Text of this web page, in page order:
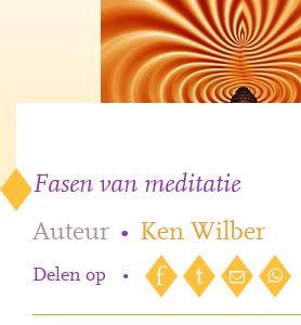
Fasen van meditatie
Auteur • Ken Wilber
Delen op •